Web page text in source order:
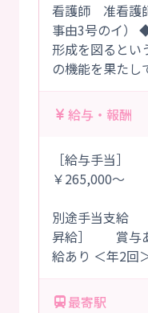
看護師 准看護
事由3号のイ）
形成を図るとい
の機能を果たし
給与・報酬
［給与手当
￥265,000～
※残
別途手当支給
昇給］ 賞与
給あり ＜年2回
最寄駅